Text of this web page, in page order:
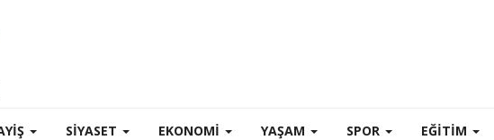
SIYASET EKONOMI YAŞAM SPOR EĞİTİM